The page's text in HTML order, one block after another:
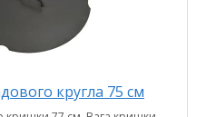
кругла 75 см